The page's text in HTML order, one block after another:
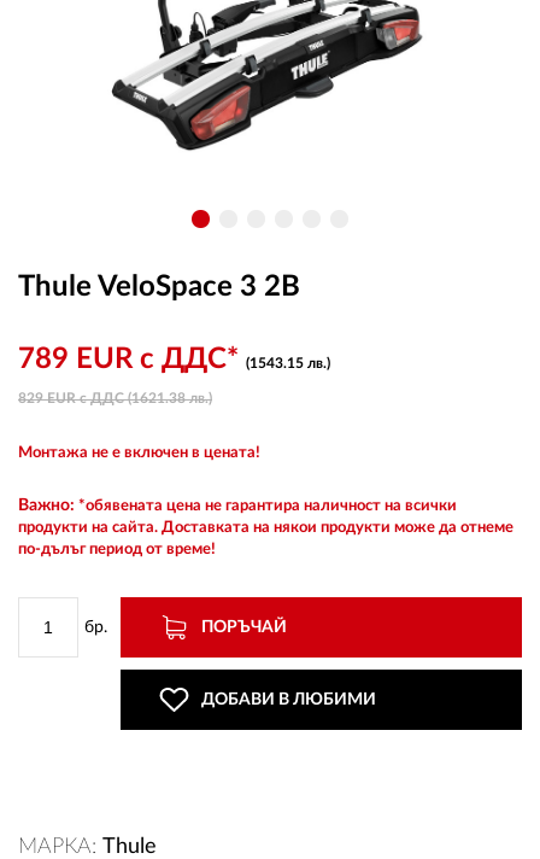
Thule VeloSpace 3 2B
789 EUR с ДДС* (1543.15 лв.)
829 EUR с ДДС (1621.38 лв.)
Монтажа не е включен в цената!
Важно: *обявената цена не гарантира наличност на всички
продукти на сайта. Доставката на някои продукти може да отнеме
по-дълъг период от време!
бр. ПОРЪЧАЙ
ДОБАВИ В ЛЮБИМИ
МАРКА: Thule
0 продукта
РЕГИСТРАЦИЯ
КОНТАКТИ
ОБЩИ УСЛОВИЯ
СТОКИ НА КРЕДИТ
ПОЛИТИКА ЗА БИСКВИТКИ